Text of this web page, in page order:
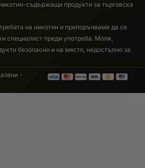
съдържащи продукти за търговска
на никотин и препоръчваме да се
специалист преди употреба. Моля,
безопасно и на място, недостъпно за
-